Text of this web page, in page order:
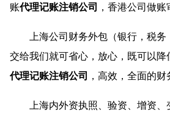
账代理记账注销公司 ，香港公司做
上海公司财务外包（银行，税
交给我们就可省心，放心，既可以
代理记账注销公司 ，高效，全面的财
上海内外资执照、验资、增资、